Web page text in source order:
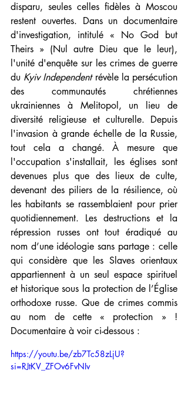
disparu, seules celles fidèles à Moscou
restent ouvertes. Dans un documentaire
d'investigation, intitulé « No God but
Theirs » (Nul autre Dieu que le leur),
l'unité d'enquête sur les crimes de guerre
du Kyiv Independent révèle la persécution
des communautés chrétiennes
ukrainiennes à Melitopol, un lieu de
diversité religieuse et culturelle. Depuis
l'invasion à grande échelle de la Russie,
tout cela a changé. À mesure que
l'occupation s'installait, les églises sont
devenues plus que des lieux de culte,
devenant des piliers de la résilience, où
les habitants se rassemblaient pour prier
quotidiennement. Les destructions et la
répression russes ont tout éradiqué au
nom d’une idéologie sans partage : celle
qui considère que les Slaves orientaux
appartiennent à un seul espace spirituel
et historique sous la protection de l’Église
orthodoxe russe. Que de crimes commis
au nom de cette « protection » !
Documentaire à voir ci-dessous :
https://youtu.be/zb7Tc58zLjU?
si=RJtKV_ZFOv6FvNIv